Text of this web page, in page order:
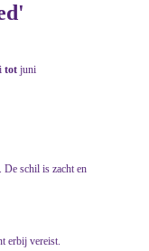
tot juni
schil is zacht en
erbij vereist.